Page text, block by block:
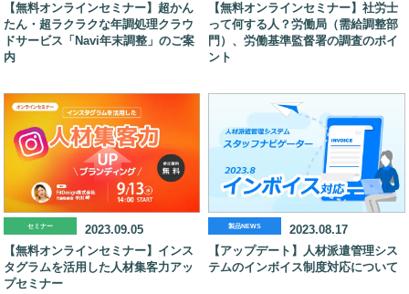
【無料オンラインセミナー】超かん
たん・超ラクラクな年調処理クラウ
ドサービス「Navi年末調整」のご案
内
【無料オンラインセミナー】社労士
って何する人？労働局（需給調整部
門）、労働基準監督署の調査のポイ
ント
セミナー
2023.09.05
【無料オンラインセミナー】インス
タグラムを活用した人材集客力アッ
プセミナー
製品NEWS
2023.08.17
【アップデート】人材派遣管理シス
テムのインボイス制度対応について